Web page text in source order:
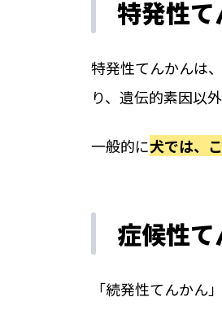
特発性
特発性てんかんは、
り、遺伝的素因以
一般的に犬では、
症候性て
「続発性てんかん